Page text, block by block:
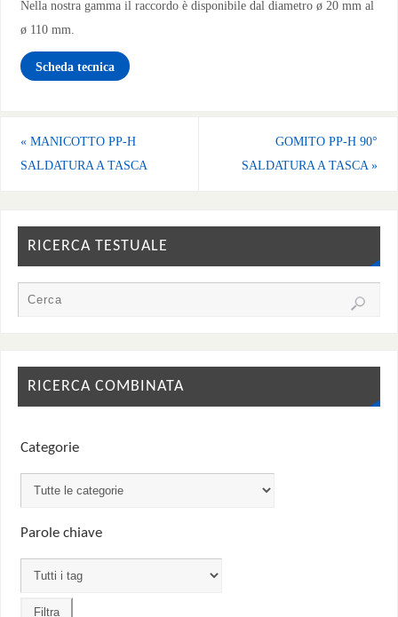
Nella nostra gamma il raccordo è disponibile dal diametro ø 20 mm al
ø 110 mm.
Scheda tecnica
«MANICOTTO PP-H
SALDATURA A TASCA
GOMITO PP-H 90°
SALDATURA A TASCA»
RICERCA TESTUALE
RICERCA COMBINATA
Categorie
Parole chiave